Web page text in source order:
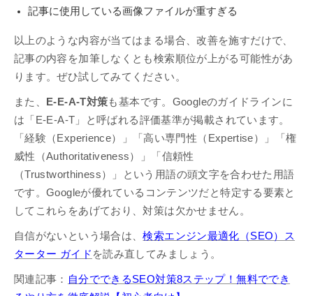
記事に使用している画像ファイルが重すぎる
以上のような内容が当てはまる場合、改善を施すだけで、
記事の内容を加筆しなくとも検索順位が上がる可能性があ
ります。ぜひ試してみてください。
また、 E-E-A-T対策も基本です。Googleのガイドラインに
は「E-E-A-T」と呼ばれる評価基準が掲載されています。
「経験（Experience）」「高い専門性（Expertise）」「権
威性（Authoritativeness）」「信頼性
（Trustworthiness）」という用語の頭文字を合わせた用語
です。Googleが優れているコンテンツだと特定する要素と
してこれらをあげており、対策は欠かせません。
自信がないという場合は、検索エンジン最適化（SEO）ス
ターター ガイド を読み直してみましょう。
関連記事： 自分でできるSEO対策8ステップ！無料ででき